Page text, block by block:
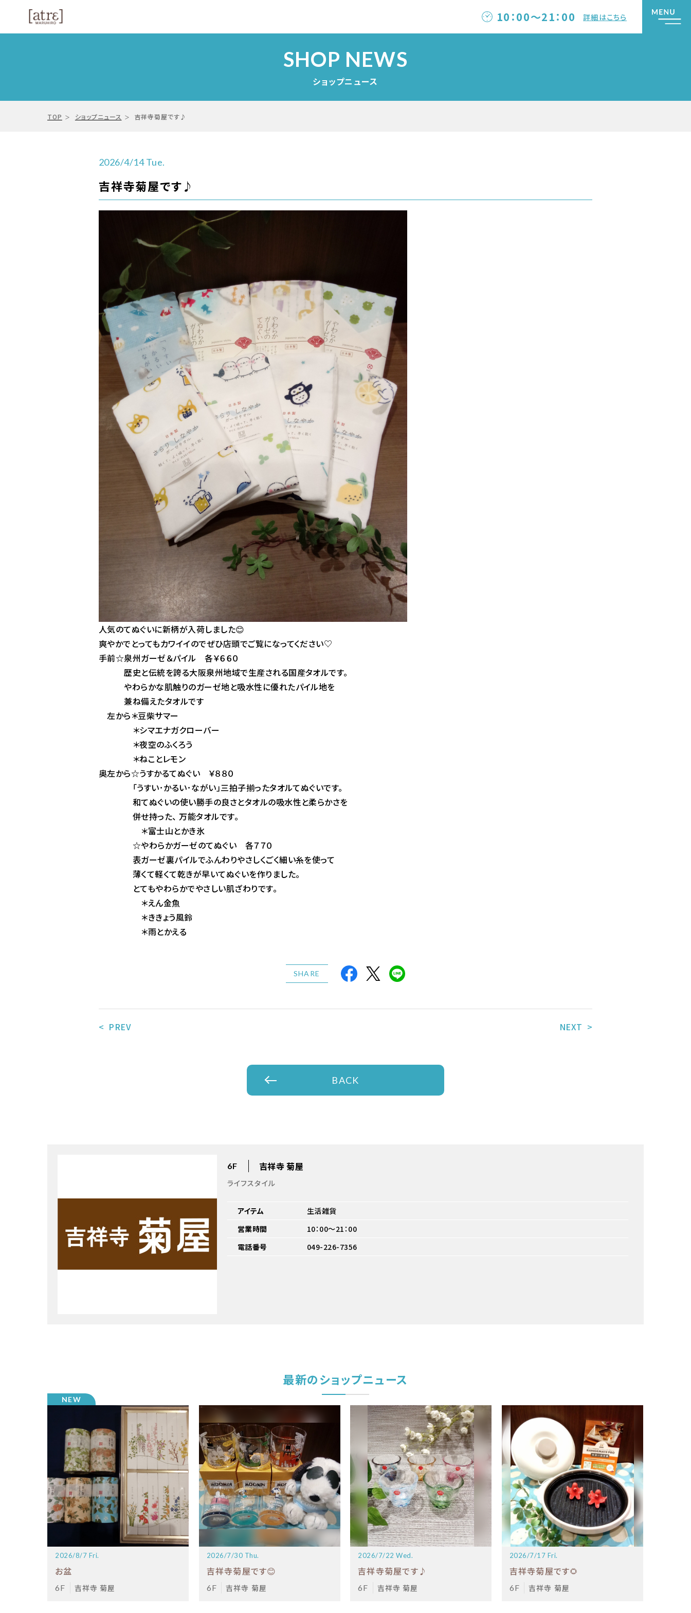
10：00～21：00 詳細はこちら
SHOP NEWS
ショップニュース
TOP ショップニュース 吉祥寺菊屋です♪
2026/4/14 Tue.
吉祥寺菊屋です♪
人気のてぬぐいに新柄が入荷しました😊
爽やかでとってもカワイイのでぜひ店頭でご覧になってください♡
手前☆泉州ガーゼ＆パイル 各￥６６０
歴史と伝統を誇る大阪泉州地域で生産される国産タオルです。
やわらかな肌触りのガーゼ地と吸水性に優れたパイル地を
兼ね備えたタオルです
左から＊豆柴サマー
＊シマエナガクローバー
＊夜空のふくろう
＊ねことレモン
奥左から☆うすかるてぬぐい ￥８８０
「うすい･かるい･ながい」三拍子揃ったタオルてぬぐいです。
和てぬぐいの使い勝手の良さとタオルの吸水性と柔らかさを
併せ持った、 万能タオルです。
＊富士山とかき氷
☆やわらかガーゼのてぬぐい 各７７０
表ガーゼ裏パイルでふんわりやさしくごく細い糸を使って
薄くて軽くて乾きが早いてぬぐいを作りました。
とてもやわらかでやさしい肌ざわりです。
＊えん金魚
＊ききょう風鈴
＊雨とかえる
SHARE
< PREV NEXT >
BACK
6F 吉祥寺 菊屋
ライフスタイル
アイテム
生活雑貨
営業時間
10：00～21：00
電話番号
049-226-7356
最新のショップニュース
2026/8/7 Fri.
お盆
6F 吉祥寺 菊屋
2026/7/30 Thu.
吉祥寺菊屋です😊
6F 吉祥寺 菊屋
2026/7/22 Wed.
吉祥寺菊屋です♪
6F 吉祥寺 菊屋
2026/7/17 Fri.
吉祥寺菊屋です🌻
6F 吉祥寺 菊屋